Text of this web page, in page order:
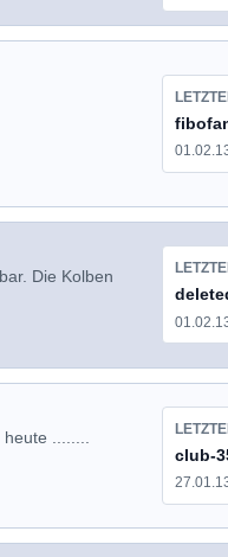
Die Kolben
........
club-